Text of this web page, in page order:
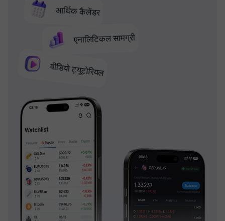
आर्थिक कैलेंडर
एनालिटिकल सामग्री
वीडियो ट्यूटोरियल